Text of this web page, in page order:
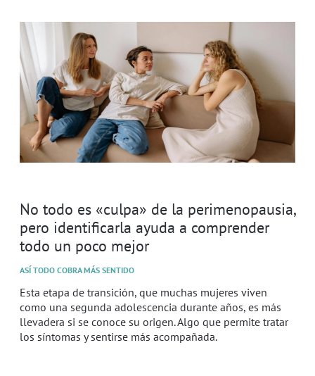
No todo es «culpa» de la perimenopausia,
pero identificarla ayuda a comprender
todo un poco mejor
ASÍ TODO COBRA MÁS SENTIDO
Esta etapa de transición, que muchas mujeres viven
como una segunda adolescencia durante años, es más
llevadera si se conoce su origen. Algo que permite tratar
los síntomas y sentirse más acompañada.